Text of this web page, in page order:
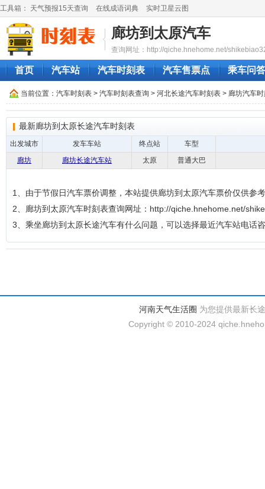
工具箱： 天气预报15天查询 在线成语词典 实时卫星云图
廊坊到太原汽车
查询网址：http://qiche.hnehome.net/
首页 汽车站 汽车时刻表 汽车售票点 乘车问答
当前位置： 汽车时刻表 > 汽车时刻表查询 > 河北长途汽车时刻表 > 廊坊汽车
最新廊坊到太原长途汽车时刻表
出发城市 发车车站 终点站
车型
廊坊
廊坊长途汽车站 太原 普通大巴
1、由于节假日汽车票价调整，本站提供廊坊到太原汽车票价仅供参
2、廊坊到太原汽车时刻表查询网址：http://qiche.hnehome.net/
3、乘坐廊坊到太原长途汽车有什么问题，可以选择最近汽车站电话
河南天气生活圈 为您提供最新长
Copyright © 2010-2024